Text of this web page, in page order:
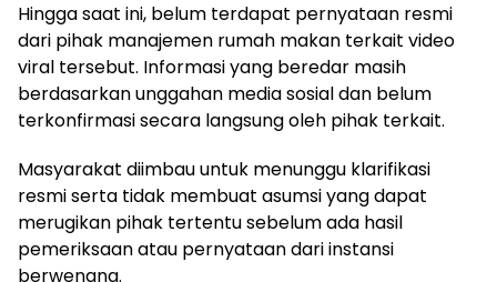
Hingga saat ini, belum terdapat pernyataan resmi
dari pihak manajemen rumah makan terkait video
viral tersebut. Informasi yang beredar masih
berdasarkan unggahan media sosial dan belum
terkonfirmasi secara langsung oleh pihak terkait.
Masyarakat diimbau untuk menunggu klarifikasi
resmi serta tidak membuat asumsi yang dapat
merugikan pihak tertentu sebelum ada hasil
pemeriksaan atau pernyataan dari instansi
berwenang.